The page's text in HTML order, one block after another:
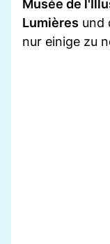
Musée de
Lumières und
nur einige zu